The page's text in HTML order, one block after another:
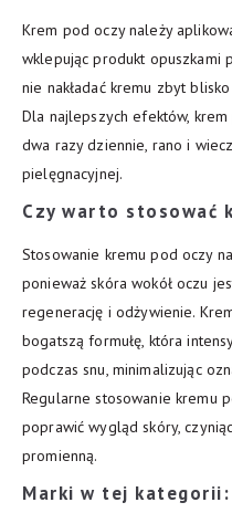
Krem pod oczy należy
wklepując produkt opuszkami
nie nakładać kremu zbyt
Dla najlepszych efektów,
dwa razy dziennie, rano i
pielęgnacyjnej.
Czy warto stosować
Stosowanie kremu pod oczy
ponieważ skóra wokół oczu
regenerację i odżywienie.
bogatszą formułę, która
podczas snu, minimalizując
Regularne stosowanie kremu
poprawić wygląd skóry,
promienną.
Marki w tej kategorii: